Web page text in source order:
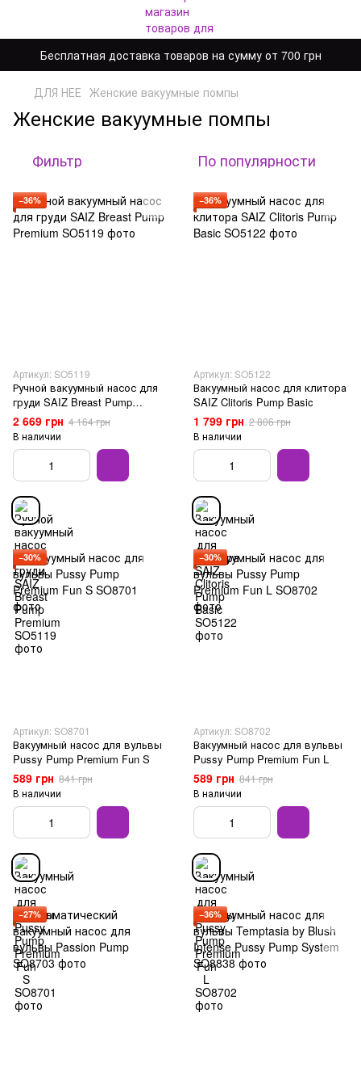
Бесплатная доставка товаров на сумму от 700 грн
ДЛЯ НЕЕ Женские вакуумные помпы
Женские вакуумные помпы
Фильтр По популярности
−36%
Артикул: SO5119
Ручной вакуумный насос для
груди SAIZ Breast Pump
Premium
2 669 грн 4 164 грн
В наличии
−36%
Артикул: SO5122
Вакуумный насос для клитора
SAIZ Clitoris Pump Basic
1 799 грн 2 806 грн
В наличии
−30%
Артикул: SO8701
Вакуумный насос для вульвы
Pussy Pump Premium Fun S
589 грн 841 грн
В наличии
−30%
Артикул: SO8702
Вакуумный насос для вульвы
Pussy Pump Premium Fun L
589 грн 841 грн
В наличии
−27% −36%